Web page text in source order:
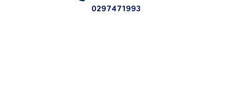
0297471993